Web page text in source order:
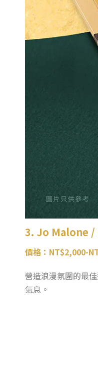
3. Jo Malone /
價格：NT$2,000-
營造浪漫氛圍的最
氣息。